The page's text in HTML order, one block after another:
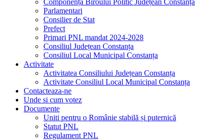
Componența Biroului Politic Județean Constanța
Parlamentari
Consilier de Stat
Prefect
Primari PNL mandat 2024-2028
Consiliul Județean Constanța
Consiliul Local Municipal Constanța
Activitate
Activitatea Consiliului Județean Constanța
Activitate Consiliul Local Municipal Constanța
Contacteaza-ne
Unde si cum votez
Documente
Uniti pentru o Românie stabilă și puternică
Statut PNL
Regulament PNL